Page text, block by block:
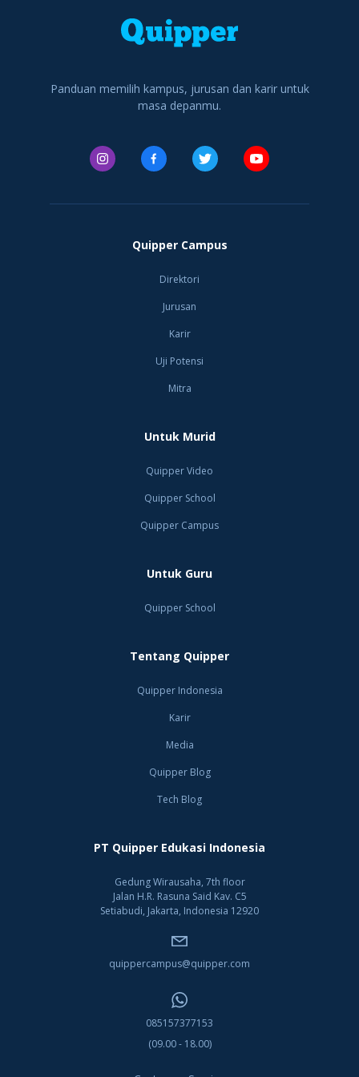
Yogyakarta, yang
sekarang men
Panduan memilih kampus, jurusan dan karir untuk
masa depanmu.
Quipper Campus
Direktori
Jurusan
Karir
Uji Potensi
Mitra
Untuk Murid
Quipper Video
Quipper School
Quipper Campus
Untuk Guru
Quipper School
Tentang Quipper
Quipper Indonesia
Karir
Media
Quipper Blog
Tech Blog
PT Quipper Edukasi Indonesia
Gedung Wirausaha, 7th floor
Jalan H.R. Rasuna Said Kav. C5
Setiabudi, Jakarta, Indonesia 12920
quippercampus@quipper.com
085157377153
(09.00 - 18.00)